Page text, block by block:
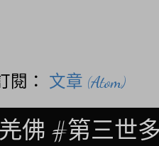
閱： 文章 (Atom)
佛 #第三世